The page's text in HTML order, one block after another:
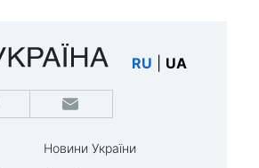
RU UA
Новини України